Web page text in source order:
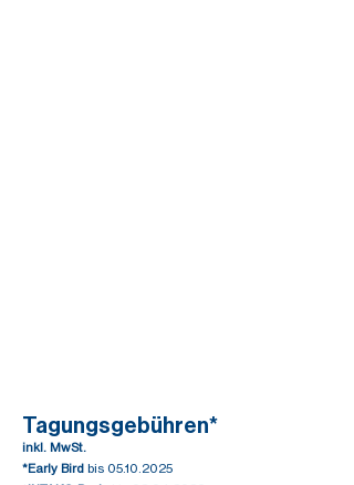
Tagungsgebühren*
inkl. MwSt.
*Early Bird bis 05.10.2025